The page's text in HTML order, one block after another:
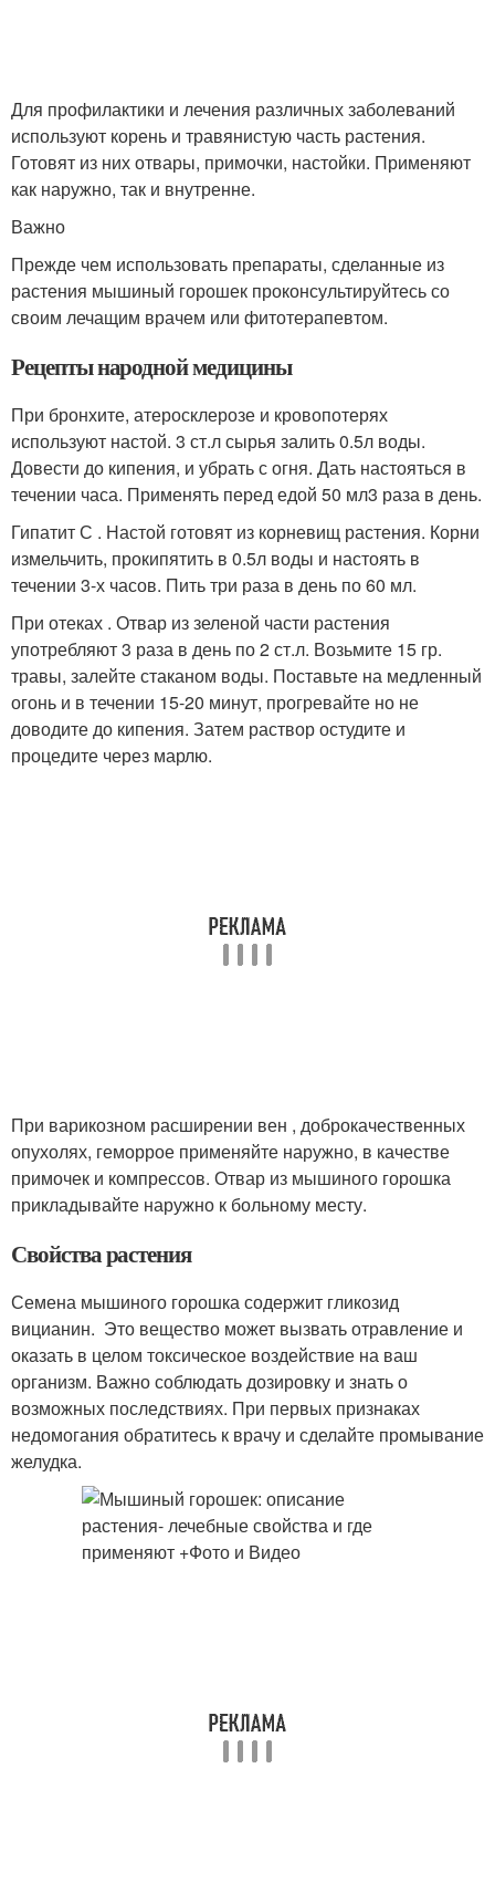
Для профилактики и лечения различных заболеваний
используют корень и травянистую часть растения.
Готовят из них отвары, примочки, настойки. Применяют
как наружно, так и внутренне.
Важно
Прежде чем использовать препараты, сделанные из
растения мышиный горошек проконсультируйтесь со
своим лечащим врачем или фитотерапевтом.
Рецепты народной медицины
При бронхите, атеросклерозе и кровопотерях
используют настой. 3 ст.л сырья залить 0.5л воды.
Довести до кипения, и убрать с огня. Дать настояться в
течении часа. Применять перед едой 50 мл3 раза в день.
Гипатит С . Настой готовят из корневищ растения. Корни
измельчить, прокипятить в 0.5л воды и настоять в
течении 3-х часов. Пить три раза в день по 60 мл.
При отеках . Отвар из зеленой части растения
употребляют 3 раза в день по 2 ст.л. Возьмите 15 гр.
травы, залейте стаканом воды. Поставьте на медленный
огонь и в течении 15-20 минут, прогревайте но не
доводите до кипения. Затем раствор остудите и
процедите через марлю.
При варикозном расширении вен , доброкачественных
опухолях, геморрое применяйте наружно, в качестве
примочек и компрессов. Отвар из мышиного горошка
прикладывайте наружно к больному месту.
Свойства растения
Семена мышиного горошка содержит гликозид
вицианин. Это вещество может вызвать отравление и
оказать в целом токсическое воздействие на ваш
организм. Важно соблюдать дозировку и знать о
возможных последствиях. При первых признаках
недомогания обратитесь к врачу и сделайте промывание
желудка.